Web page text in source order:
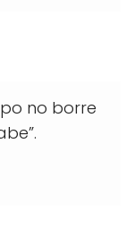
no borre